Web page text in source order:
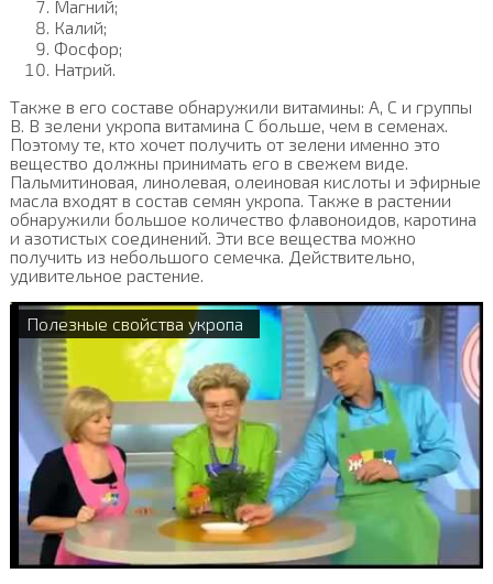
Магний;
Калий;
Фосфор;
Натрий.
Также в его составе обнаружили витамины: А, С и группы
В. В зелени укропа витамина С больше, чем в семенах.
Поэтому те, кто хочет получить от зелени именно это
вещество должны принимать его в свежем виде.
Пальмитиновая, линолевая, олеиновая кислоты и эфирные
масла входят в состав семян укропа. Также в растении
обнаружили большое количество флавоноидов, каротина
и азотистых соединений. Эти все вещества можно
получить из небольшого семечка. Действительно,
удивительное растение.
Полезные свойства укропа